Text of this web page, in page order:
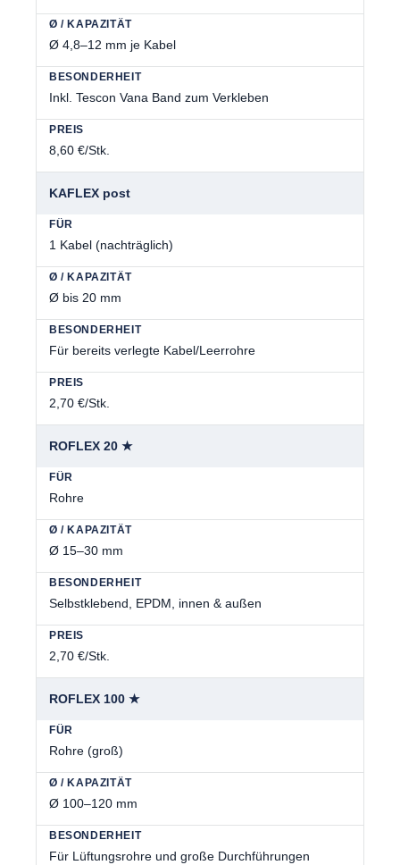
Ø 4,8–12 mm je Kabel
Inkl. Tescon Vana Band zum Verkleben
8,60 €/Stk.
KAFLEX post
1 Kabel (nachträglich)
Ø bis 20 mm
Für bereits verlegte Kabel/Leerrohre
2,70 €/Stk.
ROFLEX 20 ★
Rohre
Ø 15–30 mm
Selbstklebend, EPDM, innen & außen
2,70 €/Stk.
ROFLEX 100 ★
Rohre (groß)
Ø 100–120 mm
Für Lüftungsrohre und große Durchführungen